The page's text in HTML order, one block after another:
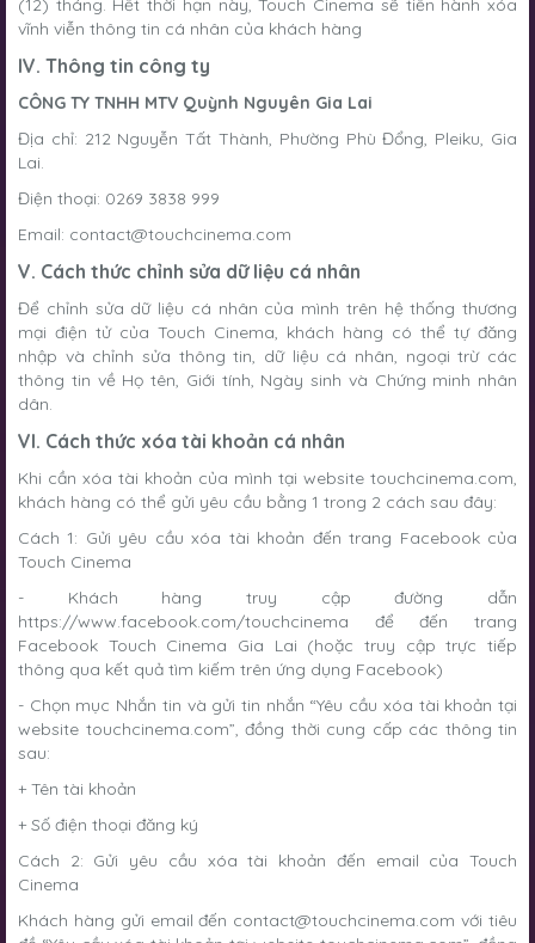
(12) tháng. Hết thời hạn này, Touch Cinema sẽ tiến hành xóa
vĩnh viễn thông tin cá nhân của khách hàng
IV. Thông tin công ty
CÔNG TY TNHH MTV Quỳnh Nguyên Gia Lai
Địa chỉ: 212 Nguyễn Tất Thành, Phường Phù Đổng, Pleiku, Gia
Lai.
Điện thoại: 0269 3838 999
Email: contact@touchcinema.com
V. Cách thức chỉnh sửa dữ liệu cá nhân
Để chỉnh sửa dữ liệu cá nhân của mình trên hệ thống thương
mại điện tử của Touch Cinema, khách hàng có thể tự đăng
nhập và chỉnh sửa thông tin, dữ liệu cá nhân, ngoại trừ các
thông tin về Họ tên, Giới tính, Ngày sinh và Chứng minh nhân
dân.
VI. Cách thức xóa tài khoản cá nhân
Khi cần xóa tài khoản của mình tại website touchcinema.com,
khách hàng có thể gửi yêu cầu bằng 1 trong 2 cách sau đây:
Cách 1: Gửi yêu cầu xóa tài khoản đến trang Facebook của
Touch Cinema
- Khách hàng truy cập đường dẫn
https://www.facebook.com/touchcinema để đến trang
Facebook Touch Cinema Gia Lai (hoặc truy cập trực tiếp
thông qua kết quả tìm kiếm trên ứng dụng Facebook)
- Chọn mục Nhắn tin và gửi tin nhắn “Yêu cầu xóa tài khoản tại
website touchcinema.com”, đồng thời cung cấp các thông tin
sau:
+ Tên tài khoản
+ Số điện thoại đăng ký
Cách 2: Gửi yêu cầu xóa tài khoản đến email của Touch
Cinema
Khách hàng gửi email đến contact@touchcinema.com với tiêu